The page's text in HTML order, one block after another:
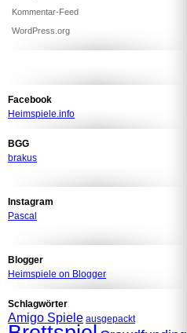
Kommentar-Feed
WordPress.org
Facebook
Heimspiele.info
BGG
brakus
Instagram
Pascal
Blogger
Heimspiele on Blogger
Schlagwörter
Amigo Spiele ausgepackt